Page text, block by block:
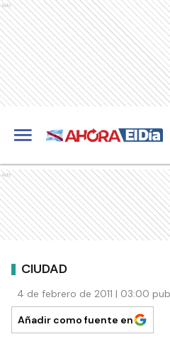
Ads
Ads
CIUDAD
4 de febrero de 2011 | 03:00
Añadir como fuente en